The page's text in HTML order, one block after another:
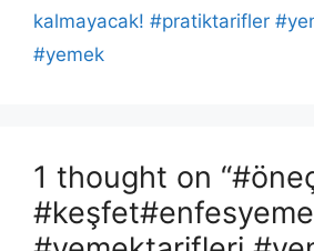
kalmayacak! #pratiktarifler
#yemek
1 thought on